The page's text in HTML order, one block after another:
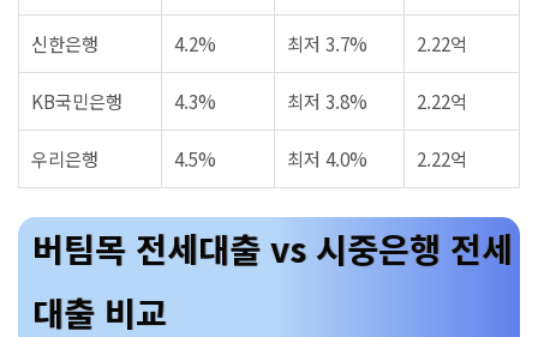
신한은행 4.2% 최저 3.7% 2.22억
KB국민은행 4.3% 최저 3.8% 2.22억
우리은행 4.5% 최저 4.0% 2.22억
버팀목 전세대출 vs 시중은행 전세
대출 비교